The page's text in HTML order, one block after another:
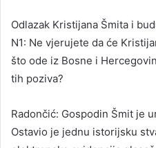
Odlazak Kristijana Šmita i
N1: Ne vjerujete da će
što ode iz Bosne i
tih poziva?
Radončić: Gospodin Šmit je
Ostavio je jednu istorijsku